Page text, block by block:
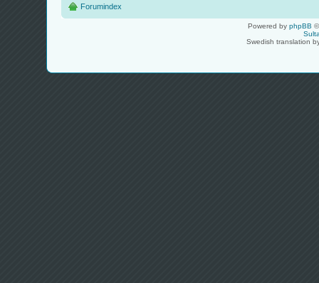
Forumindex
Powered by phpBB
Swedish translation